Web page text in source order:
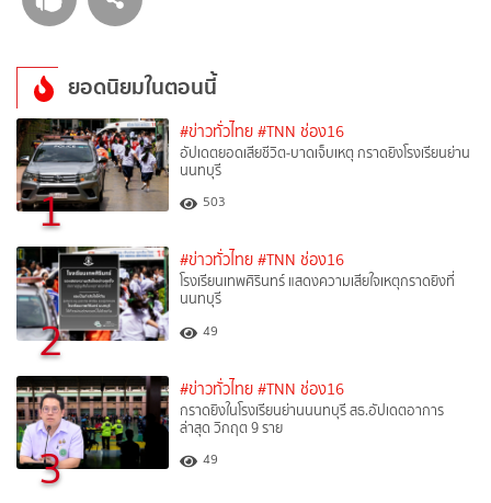
ยอดนิยมในตอนนี้
1
#ข่าวทั่วไทย #TNN ช่อง16
อัปเดตยอดเสียชีวิต-บาดเจ็บเหตุ กราดยิงโรงเรียนย่าน
นนทบุรี
503
2
#ข่าวทั่วไทย #TNN ช่อง16
โรงเรียนเทพศิรินทร์ แสดงความเสียใจเหตุกราดยิงที่
นนทบุรี
49
3
#ข่าวทั่วไทย #TNN ช่อง16
กราดยิงในโรงเรียนย่านนนทบุรี สธ.อัปเดตอาการ
ล่าสุด วิกฤต 9 ราย
49